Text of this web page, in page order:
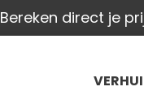
Bereken direct je